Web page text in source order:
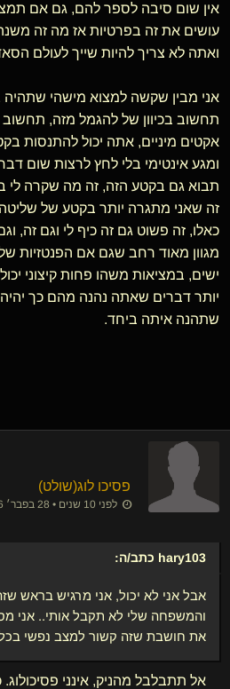
אין שום סיבה לספר להם, גם אם
עושים את זה בפרטיות אז מה זה
ואתה לא צריך להיות שייך לעולם
אני מבין שקשה למצוא מישהי שתהיה
תחשוב בכיוון של להגמל מזה, תחשוב
אקטים מיניים, אתה יכול להתנסות
ומגע אינטימי בלי לחץ לרצות שום
תבוא גם בקטע הזה, זה מה שקרה לי
זה שאני מתגרה יותר בקטע של שליטה
כאלו, זה פשוט גם זה כיף לי וגם זה,
מגוון מאוד רחב שגם אם הפנטזיות שלך
ישים, במציאות משהו פחות קיצוני
יותר דברים שאתה נהנה מהם כך
שתהנה איתה ביחד.
פסיכו לוג​(שולט)
לפני 10 שנים • 28 בפבר׳ 2016
hary103 כתב/ה:
אבל אני לא יכול, אני מרגיש בראש
והמשפחה שלי לא תקבל אותי.. אני
את חושבת שזה קשור למצב נפשי
אל תתבלבל מהניק, אינני